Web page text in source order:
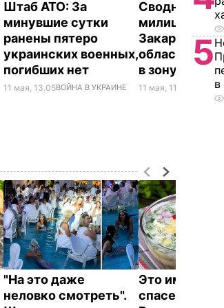
Штаб АТО: За
минувшие сутки
ранены пятеро
украинских военных,
погибших нет
11 мая, 13.05ВОЙНА В УКРАИНЕ
Сводный
милиции из
области
в зону АТО
11 мая, 11.20 ВОЙНА
"На это даже
неловко смотреть".
Это именно
спасет в жару.
5
в